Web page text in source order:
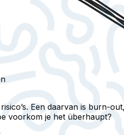
Een daarvan is burn-
voorkom je het überhaupt?